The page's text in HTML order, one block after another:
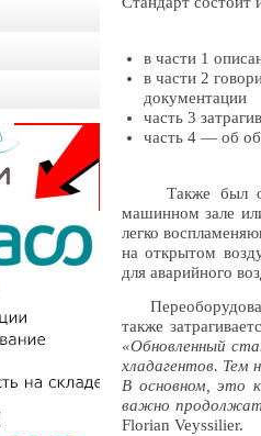
в части 1
в части 2
документации
часть 3
часть 4 — об
Также был
машинном зале
легко
на открытом
для аварийного
также
«Обновленный
хладагентов. Тем
В основном, это
важно
Florian Veyssilier.